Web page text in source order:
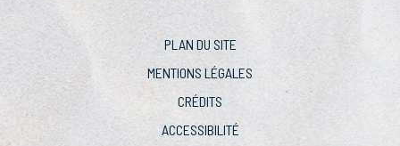
PLAN DU SITE
MENTIONS LÉGALES
CRÉDITS
ACCESSIBILITÉ